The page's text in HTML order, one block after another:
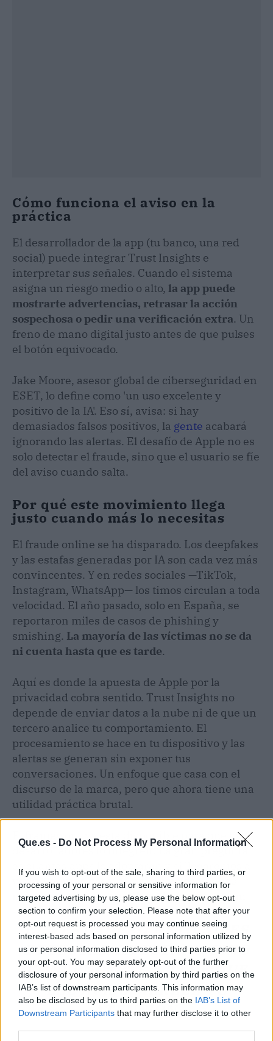
Que.es - Do Not Process My Personal Information
If you wish to opt-out of the sale, sharing to third parties, or
processing of your personal or sensitive information for
targeted advertising by us, please use the below opt-out
section to confirm your selection. Please note that after your
opt-out request is processed you may continue seeing
interest-based ads based on personal information utilized by
us or personal information disclosed to third parties prior to
your opt-out. You may separately opt-out of the further
disclosure of your personal information by third parties on the
IAB’s list of downstream participants. This information may
also be disclosed by us to third parties on the IAB’s List of
Downstream Participants that may further disclose it to other
Cómo funciona el aviso en la
práctica
El desarrollador de la app (tu banco, una red
social) puede integrar Trust Insights e
interpretar sus señales. Cuando el sistema
asigna un riesgo medio o alto, la app puede
mostrarte advertencias, retrasar la acción
sospechosa o pedir una verificación extra. Un
freno de mano digital justo antes de que pulses
el botón equivocado.
Jake Moore, asesor global de ciberseguridad en
ESET, lo define como 'un uso excelente y
positivo de la IA'. Eso sí, avisa: si hay
demasiados falsos positivos, la gente acabará
ignorando las alertas. El desafío de Apple no es
solo detectar el fraude, sino que el usuario se fíe
del aviso cuando salta.
Por qué este movimiento llega
justo cuando más lo necesitas
El fraude online se ha disparado. Los deepfakes
y las estafas generadas por IA son cada vez más
convincentes. Y en redes sociales —TikTok,
Instagram, WhatsApp— los timos circulan a toda
velocidad. El año pasado, solo en España, se
reportaron miles de casos de phishing y
smishing. La mayoría de las víctimas no se da
ni cuenta hasta que es tarde.
Aquí es donde la apuesta de Apple por la
privacidad cobra sentido. Trust Insights no
depende de enviar datos a la nube ni de que un
tercero analice tu comportamiento. El
procesamiento se hace en tu dispositivo y las
alertas se generan sin exponer tus
conversaciones. Un enfoque que casa con el
discurso de la marca, pero que ahora tiene una
utilidad práctica brutal.
El framework ya está disponible para que los
desarrolladores lo integren. La gran pregunta
es cuántas apps lo adoptarán y si llegaremos a
verlo a tiempo para las próximas campañas
masivas de estafas en WhatsApp o Instagram.
EL VERDADERO RETO NO ES
DETECTAR LA ESTAFA, SINO
CONVENCERTE A TI DE QUE
ESE AVISO MERECE TU
ATENCIÓN.